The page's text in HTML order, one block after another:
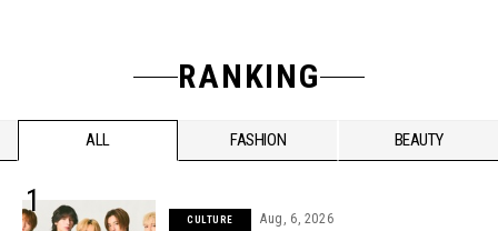
RANKING
ALL FASHION BEAUTY
CULTURE Aug, 6, 2026